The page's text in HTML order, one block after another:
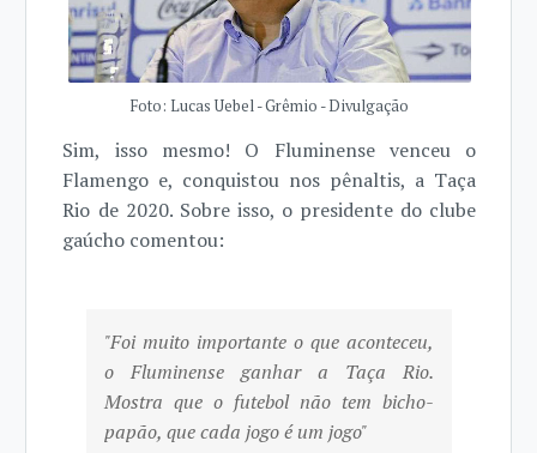
Foto: Lucas Uebel - Grêmio - Divulgação
Sim, isso mesmo! O Fluminense venceu o
Flamengo e, conquistou nos pênaltis, a Taça
Rio de 2020. Sobre isso, o presidente do clube
gaúcho comentou:
"Foi muito importante o que aconteceu,
o Fluminense ganhar a Taça Rio.
Mostra que o futebol não tem bicho-
papão, que cada jogo é um jogo"